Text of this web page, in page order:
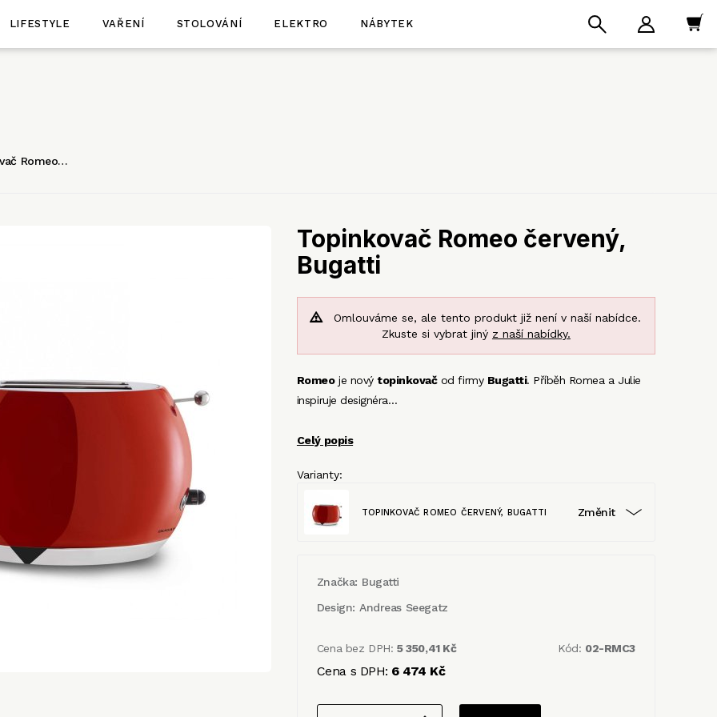
LIFESTYLE VAŘENÍ STOLOVÁNÍ ELEKTRO NÁBYTEK
Romeo…
Topinkovač Romeo červený,
Bugatti
Omlouváme se, ale tento produkt již není v naší nabídce.
Zkuste si vybrat jiný z naší nabídky.
Romeoje novýtopinkovačod firmy Bugatti. Příběh Romea a Julie
inspiruje designéra…
Celý popis
Varianty:
TOPINKOVAČ ROMEO ČERVENÝ, BUGATTI Změnit
Značka: Bugatti
Design: Andreas Seegatz
Cena bez DPH:5 350,41 Kč
Cena s DPH: 6 474 Kč
Kód: 02-RMC3